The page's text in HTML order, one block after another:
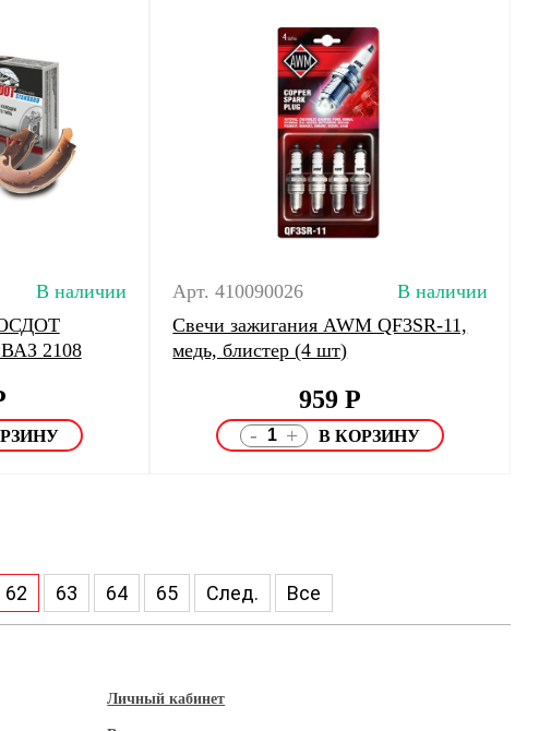
В наличии
ВАЗ 2108
Арт. 410090026
В наличии
Свечи зажигания AWM QF3SR-11,
медь, блистер (4 шт)
959Р
- +
62 63 64 65 След. Все
Личный кабинет